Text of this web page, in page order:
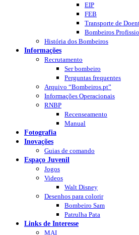
EIP
FEB
Transporte de
Bombeiros
História dos Bombeiros
Informações
Recrutamento
Ser bombeiro
Perguntas frequentes
Arquivo “Bombeiros.pt”
Informações Operacionais
RNBP
Recenseamento
Manual
Fotografia
Inovações
Guias de comando
Espaço Juvenil
Jogos
Videos
Walt Disney
Desenhos para colorir
Bombeiro Sam
Patrulha Pata
Links de Interesse
MAI